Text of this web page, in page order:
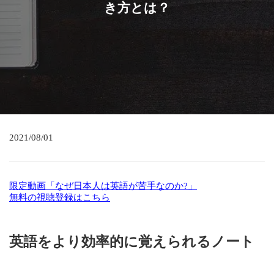
き方とは？
2021/08/01
限定動画「なぜ日本人は英語が苦手なのか?」
無料の視聴登録はこちら
英語をより効率的に覚えられるノート